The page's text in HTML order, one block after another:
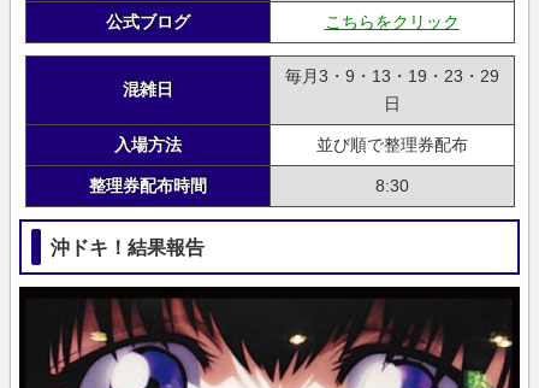
公式ブログ こちらをクリック
混雑日
毎月3・9・13・19・23・29
日
入場方法 並び順で整理券配布
整理券配布時間 8:30
沖ドキ！結果報告